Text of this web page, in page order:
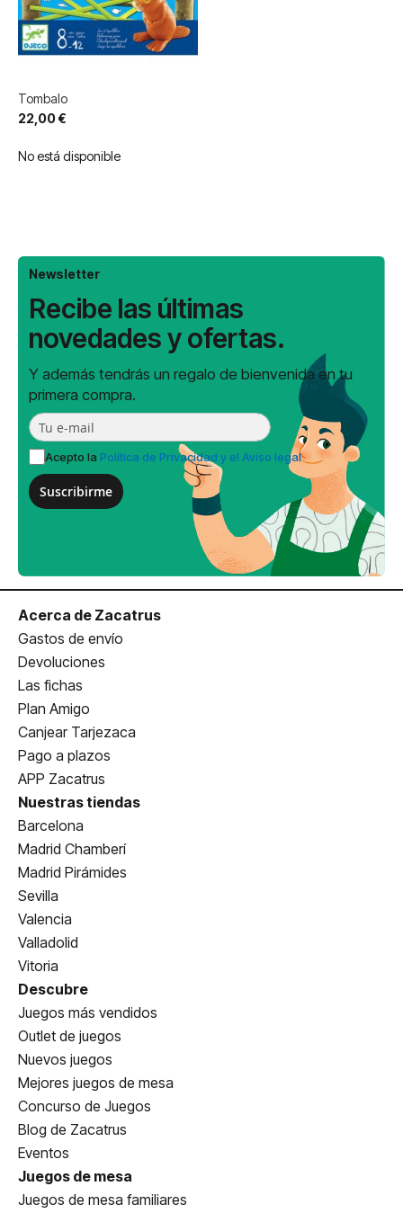
Tombalo
22,00 €
No está disponible
Newsletter
Recibe las últimas
novedades y ofertas.
Y además tendrás un regalo de bienvenida en tu
primera compra.
Acepto la Política de Privacidad y el Aviso legal
Suscribirme
Acerca de Zacatrus
Gastos de envío
Devoluciones
Las fichas
Plan Amigo
Canjear Tarjezaca
Pago a plazos
APP Zacatrus
Nuestras tiendas
Barcelona
Madrid Chamberí
Madrid Pirámides
Sevilla
Valencia
Valladolid
Vitoria
Descubre
Juegos más vendidos
Outlet de juegos
Nuevos juegos
Mejores juegos de mesa
Concurso de Juegos
Blog de Zacatrus
Eventos
Juegos de mesa
Juegos de mesa familiares